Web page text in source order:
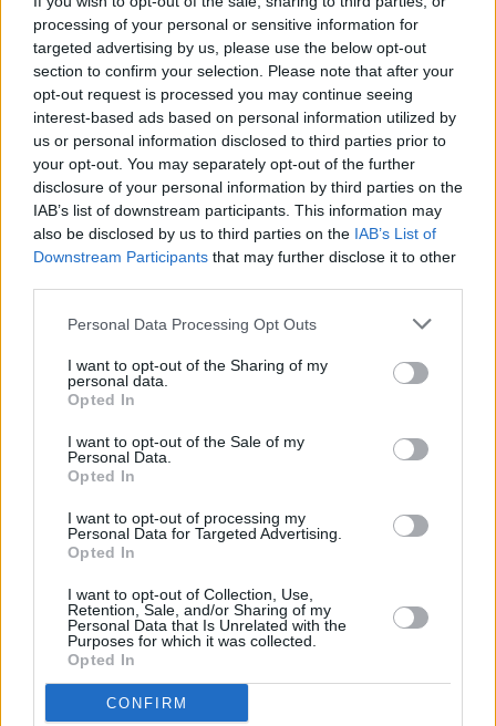
processing of your personal or sensitive information for
targeted advertising by us, please use the below opt-out
section to confirm your selection. Please note that after your
opt-out request is processed you may continue seeing
interest-based ads based on personal information utilized by
us or personal information disclosed to third parties prior to
your opt-out. You may separately opt-out of the further
disclosure of your personal information by third parties on the
IAB’s list of downstream participants. This information may
also be disclosed by us to third parties on the IAB’s List of
Downstream Participants that may further disclose it to other
Personal Data Processing Opt Outs
I want to opt-out of the Sharing of my
personal data.
Opted In
I want to opt-out of the Sale of my
Personal Data.
Opted In
I want to opt-out of processing my
Personal Data for Targeted Advertising.
Opted In
I want to opt-out of Collection, Use,
Retention, Sale, and/or Sharing of my
Personal Data that Is Unrelated with the
Purposes for which it was collected.
Opted In
CONFIRM
26 czerwca 2019, 21:50
Poruszające słowa znanego polityka.
"Zmarła osoba z najbliższej rodziny.